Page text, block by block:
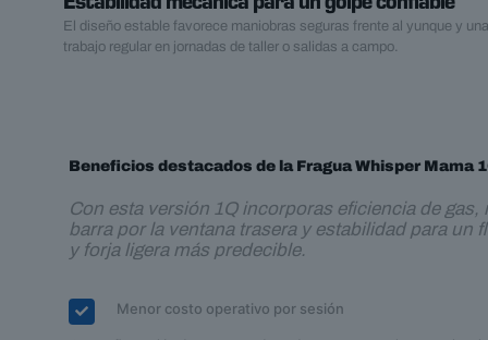
Estabilidad mecánica para un golpe confiable
El diseño estable favorece maniobras seguras frente al yunque y
trabajo regular en jornadas de taller o salidas a campo.
Beneficios destacados de la Fragua Whisper Mama
Con esta versión 1Q incorporas eficiencia de gas,
barra por la ventana trasera y estabilidad para un
y forja ligera más predecible.
Menor costo operativo por sesión